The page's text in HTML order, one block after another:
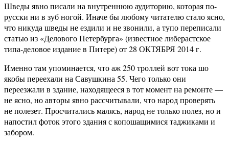
Шведы явно писали на внутреннюю аудиторию, которая по-
русски ни в зуб ногой. Иначе бы любому читателю стало ясно,
что никуда шведы не ездили и не звонили, а тупо переписали
статью из «Делового Петербурга» (известное либерастское
типа-деловое издание в Питере) от 28 ОКТЯБРЯ 2014 г.
Именно там упоминается, что аж 250 троллей вот тока шо
якобы переехали на Савушкина 55. Чего только они
переезжали в здание, находящееся в тот момент на ремонте —
не ясно, но авторы явно рассчитывали, что народ проверять
не полезет. Просчитались малясь, народ не только полез, но и
напостил фоток этого здания с копошащимися таджиками и
забором.